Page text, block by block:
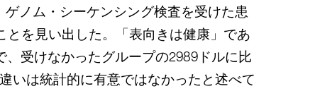
ノム・シーケンシング検査を受けた患
とを見い出した。「表向きは健康」であ
受けなかったグループの2989ドルに比
いは統計的に有意ではなかったと述べて